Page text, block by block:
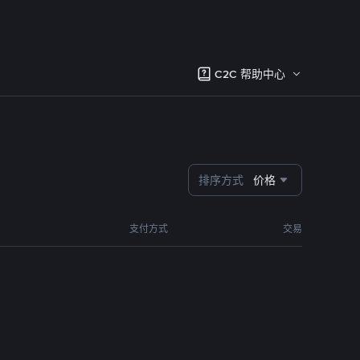
C2C 帮助中心
排序方式 价格
支付方式 交易